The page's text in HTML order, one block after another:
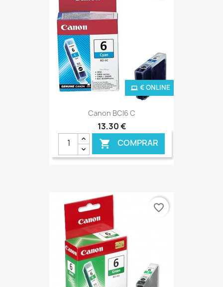
Canon BCI6 C
13,30 €
 COMPRAR
€ ONLINE
favorite_border